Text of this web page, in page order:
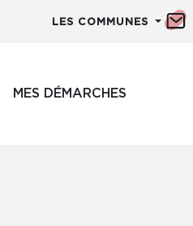
LES COMMUNES
MES DÉMARCHES